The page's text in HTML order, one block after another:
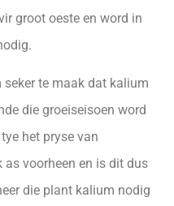
groot oeste en word in
te maak dat kalium
die groeiseisoen word
het pryse van
as voorheen en is dit dus
die plant kalium nodig